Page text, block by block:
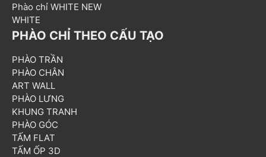
Phào chỉ WHITE NEW
WHITE
PHÀO CHỈ THEO CẤU TẠO
PHÀO TRẦN
PHÀO CHÂN
ART WALL
PHÀO LƯNG
KHUNG TRANH
PHÀO GÓC
TẤM FLAT
TẤM ỐP 3D